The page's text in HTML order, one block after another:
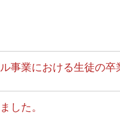
事業における生徒の
た。